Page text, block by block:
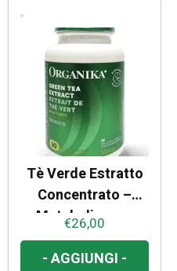
Tè Verde Estratto
Concentrato –
Metabolismo e
Azione
Antiossidante
€26,00
- AGGIUNGI -